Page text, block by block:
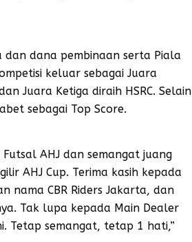
dana pembinaan serta Piala
keluar sebagai Juara
Juara Ketiga diraih HSRC. Selain
sebagai Top Score.
AHJ dan semangat juang
AHJ Cup. Terima kasih kepada
nama CBR Riders Jakarta, dan
Tak lupa kepada Main Dealer
Tetap semangat, tetap 1 hati,”